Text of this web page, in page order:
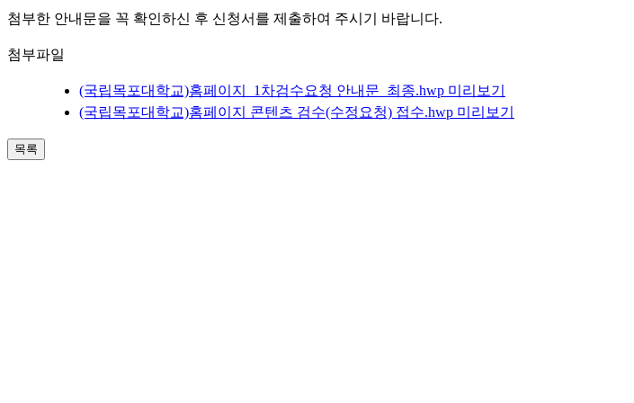
첨부한 안내문을 꼭 확인하신 후 신청서를 제출하여 주시기 바랍니다.
첨부파일
(국립목포대학교)홈페이지_1차검수요청 안내문_최종.hwp 미리보기
(국립목포대학교)홈페이지 콘텐츠 검수(수정요청) 접수.hwp 미리보기